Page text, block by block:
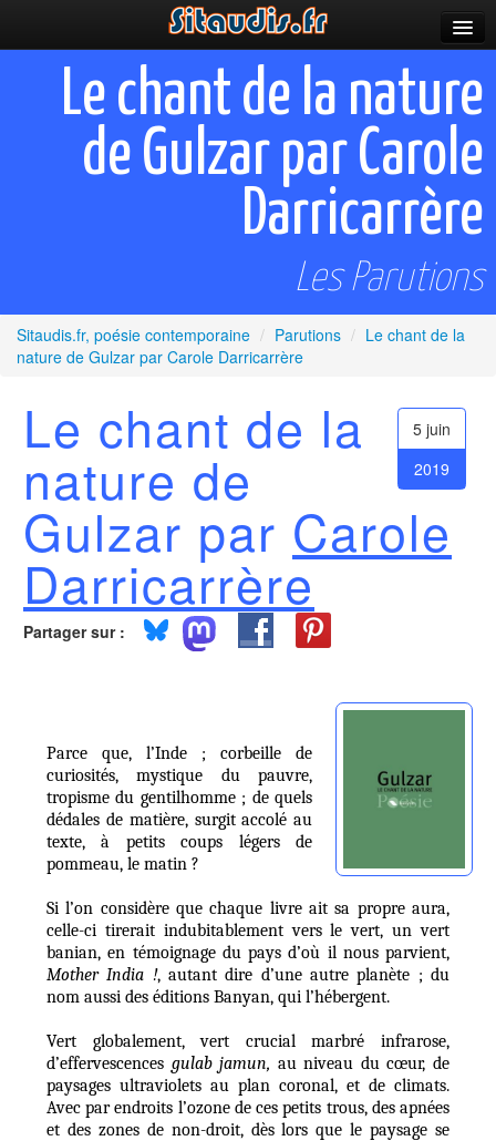
Parutions
Incitations
Poèmes et fictions
Prescriptions
Le chant de la nature
de Gulzar par Carole
Darricarrère
Les Parutions
Sitaudis.fr, poésie contemporaine / Parutions / Le chant de la
nature de Gulzar par Carole Darricarrère
5 juin
2019
Le chant de la
nature de
Gulzar par Carole
Darricarrère
Partager sur :
Parce que, l’Inde ; corbeille de
curiosités, mystique du pauvre,
tropisme du gentilhomme ; de quels
dédales de matière, surgit accolé au
texte, à petits coups légers de
pommeau, le matin ?
Si l’on considère que chaque livre ait sa propre aura,
celle-ci tirerait indubitablement vers le vert, un vert
banian, en témoignage du pays d’où il nous parvient,
Mother India !, autant dire d’une autre planète ; du
nom aussi des éditions Banyan, qui l’hébergent.
Vert globalement, vert crucial marbré infrarose,
d’effervescences gulab jamun, au niveau du cœur, de
paysages ultraviolets au plan coronal, et de climats.
Avec par endroits l’ozone de ces petits trous, des apnées
et des zones de non-droit, dès lors que le paysage se